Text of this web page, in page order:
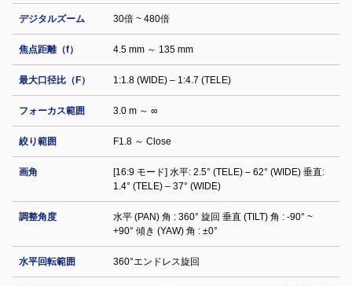
デジタルズーム 30倍 ~ 480倍
焦点距離（f） 4.5 mm ～ 135 mm
最大口径比（F） 1:1.8 (WIDE) – 1:4.7 (TELE)
フォーカス範囲 3.0 m ～ ∞
絞り範囲 F1.8 ～ Close
画角
[16:9 モード] 水平: 2.5° (TELE) – 62° (WIDE) 垂直:
1.4° (TELE) – 37° (WIDE)
調整⾓度
水平 (PAN) 角 : 360° 旋回 垂直 (TILT) 角 : -90° ~
+90° 傾き (YAW) 角 : ±0°
水平回転範囲 360°エンドレス旋回